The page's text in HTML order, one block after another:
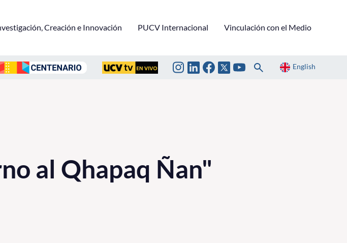
Creación e Innovación PUCV Internacional Vinculación con el Medio
English
al Qhapaq Ñan"